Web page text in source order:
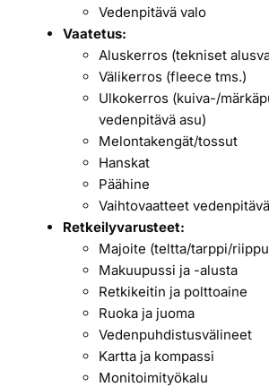
Vedenpitävä valo
Vaatetus:
Aluskerros (tekniset
Välikerros (fleece tms.)
Ulkokerros (kuiva-/
vedenpitävä asu)
Melontakengät/tossut
Hanskat
Päähine
Vaihtovaatteet
Retkeilyvarusteet:
Majoite (teltta/tarppi/
Makuupussi ja -alusta
Retkikeitin ja polttoaine
Ruoka ja juoma
Vedenpuhdistusvälineet
Kartta ja kompassi
Monitoimityökalu